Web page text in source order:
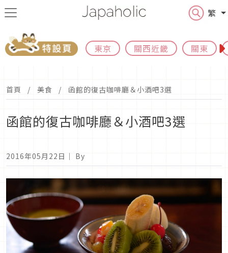
繁
東京 關西近畿 關東
首頁 美食 函館的復古咖啡廳＆小酒吧3選
函館的復古咖啡廳＆小酒吧3選
2016年05月22日 ｜ By